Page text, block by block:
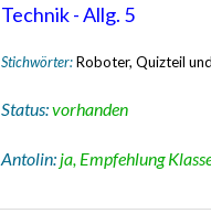
Technik - Allg. 5
Stichwörter:Roboter, Quizteil
Status:vorhanden
Antolin: ja, Empfehlung